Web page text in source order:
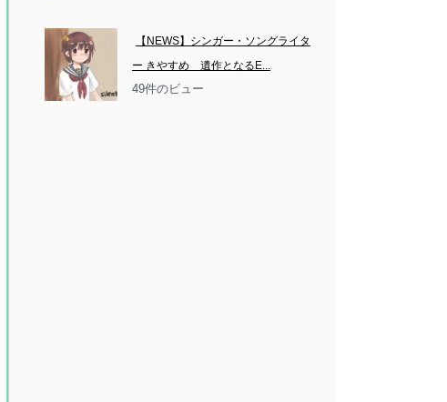
【NEWS】シンガー・ソングライタ
ー きやすめ　遺作となるE...
49件のビュー